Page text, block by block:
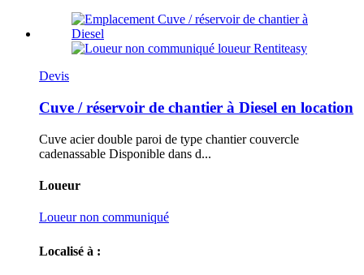
Devis
Cuve / réservoir de chantier à Diesel en location
Cuve acier double paroi de type chantier couvercle
cadenassable Disponible dans d...
Loueur
Loueur non communiqué
Localisé à :